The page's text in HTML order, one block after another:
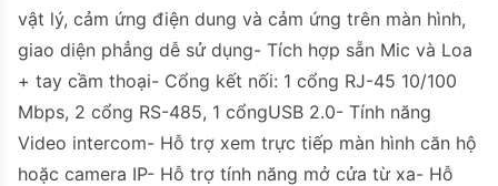
vật lý, cảm ứng điện dung và cảm ứng trên màn hình,
giao diện phẳng dễ sử dụng- Tích hợp sẵn Mic và Loa
+ tay cầm thoại- Cổng kết nối: 1 cổng RJ-45 10/100
Mbps, 2 cổng RS-485, 1 cổngUSB 2.0- Tính năng
Video intercom- Hỗ trợ xem trực tiếp màn hình căn hộ
hoặc camera IP- Hỗ trợ tính năng mở cửa từ xa- Hỗ